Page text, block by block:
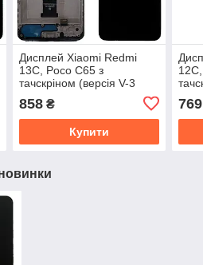
Дисплей Xiaomi Redmi
13C, Poco C65 з
тачскріном (версія V-3
оригінал OEM з рамкою)
858₴
Купити
769